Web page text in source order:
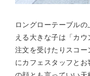
ロングローテーブル
える大きな子は「カウ
注文を受けたりスコー
にカフェスタッフと